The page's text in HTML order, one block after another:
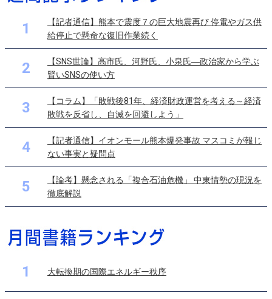
1
【記者通信】熊本で震度７の巨大地震再び 停電やガス供
給停止で懸命な復旧作業続く
2
【SNS世論】高市氏、河野氏、小泉氏―政治家から学ぶ
賢いSNSの使い方
3
【コラム】「敗戦後81年、経済財政運営を考える～経済
敗戦を反省し、自滅を回避しよう」
4
【記者通信】イオンモール熊本爆発事故 マスコミが報じ
ない事実と疑問点
5
【論考】懸念される「複合石油危機」 中東情勢の現況を
徹底解説
1 大転換期の国際エネルギー秩序